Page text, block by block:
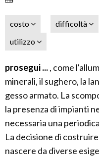
costo difficoltà
utilizzo
prosegui ..., come
minerali, il sughero, la
gesso armato. La
la presenza di impianti
necessaria una
La decisione di
nascere da diverse